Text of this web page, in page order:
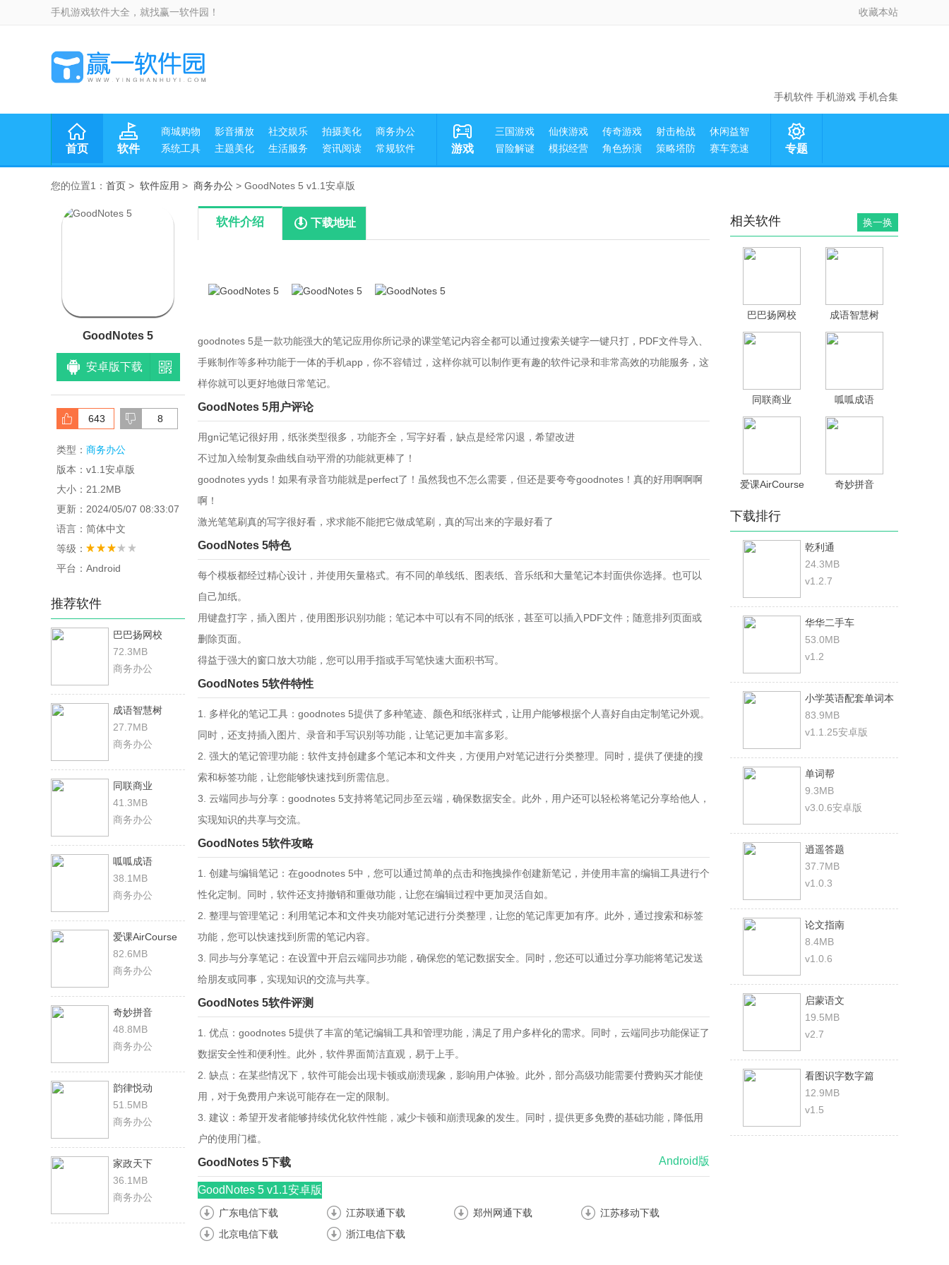
手机游戏软件大全，就找赢一软件园！ 收藏本站
手机软件 手机游戏 手机合集
首页 软件
商城购物 影音播放 社交娱乐 拍摄美化
商务办公
系统工具
主题美化 生活服务 资讯阅读 常规软件 游戏
三国游戏 仙侠游戏 传奇游戏 射击枪战
休闲益智
冒险解谜
模拟经营 角色扮演 策略塔防 赛车竞速 专题
您的位置1： 首页 > 软件应用 > 商务办公 > GoodNotes 5 v1.1安卓版
GoodNotes 5
安卓版下载
643 8
类型： 商务办公
版本：v1.1安卓版
大小：21.2MB
更新：2024/05/07 08:33:07
语言：简体中文
等级：
平台：Android
推荐软件
巴巴扬网校
72.3MB
商务办公
成语智慧树
27.7MB
商务办公
同联商业
41.3MB
商务办公
呱呱成语
38.1MB
商务办公
爱课AirCourse
82.6MB
商务办公
奇妙拼音
48.8MB
商务办公
韵律悦动
51.5MB
商务办公
家政天下
36.1MB
商务办公
软件介绍 下载地址
goodnotes 5是一款功能强大的笔记应用你所记录的课堂笔记内容全都可以通过搜索关键字一键只打，PDF文件导入、
手账制作等多种功能于一体的手机app，你不容错过，这样你就可以制作更有趣的软件记录和非常高效的功能服务，这
样你就可以更好地做日常笔记。
GoodNotes 5用户评论
用gn记笔记很好用，纸张类型很多，功能齐全，写字好看，缺点是经常闪退，希望改进
不过加入绘制复杂曲线自动平滑的功能就更棒了！
goodnotes yyds！如果有录音功能就是perfect了！虽然我也不怎么需要，但还是要夸夸goodnotes！真的好用啊啊啊
啊！
激光笔笔刷真的写字很好看，求求能不能把它做成笔刷，真的写出来的字最好看了
GoodNotes 5特色
每个模板都经过精心设计，并使用矢量格式。有不同的单线纸、图表纸、音乐纸和大量笔记本封面供你选择。也可以
自己加纸。
用键盘打字，插入图片，使用图形识别功能；笔记本中可以有不同的纸张，甚至可以插入PDF文件；随意排列页面或
删除页面。
得益于强大的窗口放大功能，您可以用手指或手写笔快速大面积书写。
GoodNotes 5软件特性
1. 多样化的笔记工具：goodnotes 5提供了多种笔迹、颜色和纸张样式，让用户能够根据个人喜好自由定制笔记外观。
同时，还支持插入图片、录音和手写识别等功能，让笔记更加丰富多彩。
2. 强大的笔记管理功能：软件支持创建多个笔记本和文件夹，方便用户对笔记进行分类整理。同时，提供了便捷的搜
索和标签功能，让您能够快速找到所需信息。
3. 云端同步与分享：goodnotes 5支持将笔记同步至云端，确保数据安全。此外，用户还可以轻松将笔记分享给他人，
实现知识的共享与交流。
GoodNotes 5软件攻略
1. 创建与编辑笔记：在goodnotes 5中，您可以通过简单的点击和拖拽操作创建新笔记，并使用丰富的编辑工具进行个
性化定制。同时，软件还支持撤销和重做功能，让您在编辑过程中更加灵活自如。
2. 整理与管理笔记：利用笔记本和文件夹功能对笔记进行分类整理，让您的笔记库更加有序。此外，通过搜索和标签
功能，您可以快速找到所需的笔记内容。
3. 同步与分享笔记：在设置中开启云端同步功能，确保您的笔记数据安全。同时，您还可以通过分享功能将笔记发送
给朋友或同事，实现知识的交流与共享。
GoodNotes 5软件评测
1. 优点：goodnotes 5提供了丰富的笔记编辑工具和管理功能，满足了用户多样化的需求。同时，云端同步功能保证了
数据安全性和便利性。此外，软件界面简洁直观，易于上手。
2. 缺点：在某些情况下，软件可能会出现卡顿或崩溃现象，影响用户体验。此外，部分高级功能需要付费购买才能使
用，对于免费用户来说可能存在一定的限制。
3. 建议：希望开发者能够持续优化软件性能，减少卡顿和崩溃现象的发生。同时，提供更多免费的基础功能，降低用
户的使用门槛。
GoodNotes 5下载 Android版
GoodNotes 5 v1.1安卓版
广东电信下载 江苏联通下载 郑州网通下载
江苏移动下载
北京电信下载
浙江电信下载
换一换
相关软件
巴巴扬网校 成语智慧树
同联商业 呱呱成语
爱课AirCourse 奇妙拼音
下载排行
乾利通
24.3MB
v1.2.7
华华二手车
53.0MB
v1.2
小学英语配套单词本
83.9MB
v1.1.25安卓版
单词帮
9.3MB
v3.0.6安卓版
逍遥答题
37.7MB
v1.0.3
论文指南
8.4MB
v1.0.6
启蒙语文
19.5MB
v2.7
看图识字数字篇
12.9MB
v1.5